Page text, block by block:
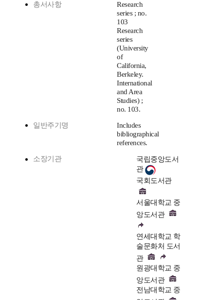
총서사항
Research
series ; no.
103
Research
series
(University
of
California,
Berkeley.
International
and Area
Studies) ;
no. 103.
일반주기명
Includes
bibliographical
references.
소장기관
국립중앙도서
관
국회도서관
서울대학교 중
앙도서관
연세대학교 학
술문화처 도서
관
원광대학교 중
앙도서관
전남대학교 중